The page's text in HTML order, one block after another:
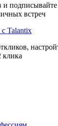
и
встреч
с Talantix
клика